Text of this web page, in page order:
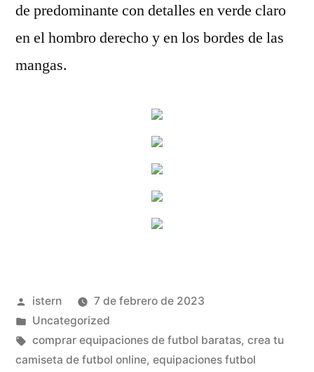
de predominante con detalles en verde claro
en el hombro derecho y en los bordes de las
mangas.
Publicado
por
istern
7 de febrero de 2023
Publicado
en
Uncategorized
Etiquetas:
comprar equipaciones de futbol baratas, crea tu
camiseta de futbol online, equipaciones futbol